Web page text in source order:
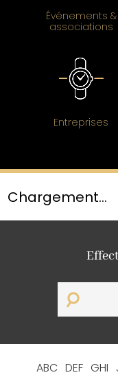
Événements &
associations
Entreprises
Chargement...
ABC DEF GHI